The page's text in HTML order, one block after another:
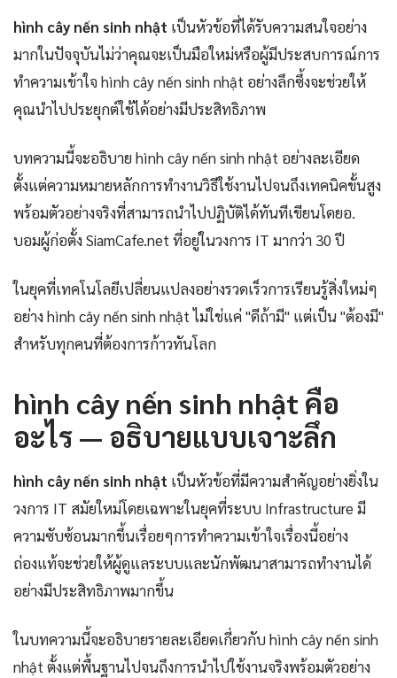
hình cây nến sinh nhật เป็นหัวข้อที่ได้รับความสนใจอย่าง
มากในปัจจุบันไม่ว่าคุณจะเป็นมือใหม่หรือผู้มีประสบการณ์การ
ทำความเข้าใจ hình cây nến sinh nhật อย่างลึกซึ้งจะช่วยให้
คุณนำไปประยุกต์ใช้ได้อย่างมีประสิทธิภาพ
บทความนี้จะอธิบาย hình cây nến sinh nhật อย่างละเอียด
ตั้งแต่ความหมายหลักการทำงานวิธีใช้งานไปจนถึงเทคนิคขั้นสูง
พร้อมตัวอย่างจริงที่สามารถนำไปปฏิบัติได้ทันทีเขียนโดยอ.
บอมผู้ก่อตั้ง SiamCafe.net ที่อยู่ในวงการ IT มากว่า 30 ปี
ในยุคที่เทคโนโลยีเปลี่ยนแปลงอย่างรวดเร็วการเรียนรู้สิ่งใหม่ๆ
อย่าง hình cây nến sinh nhật ไม่ใช่แค่ "ดีถ้ามี" แต่เป็น "ต้องมี"
สำหรับทุกคนที่ต้องการก้าวทันโลก
hình cây nến sinh nhật คือ
อะไร — อธิบายแบบเจาะลึก
hình cây nến sinh nhật เป็นหัวข้อที่มีความสำคัญอย่างยิ่งใน
วงการ IT สมัยใหม่โดยเฉพาะในยุคที่ระบบ Infrastructure มี
ความซับซ้อนมากขึ้นเรื่อยๆการทำความเข้าใจเรื่องนี้อย่าง
ถ่องแท้จะช่วยให้ผู้ดูแลระบบและนักพัฒนาสามารถทำงานได้
อย่างมีประสิทธิภาพมากขึ้น
ในบทความนี้จะอธิบายรายละเอียดเกี่ยวกับ hình cây nến sinh
nhật ตั้งแต่พื้นฐานไปจนถึงการนำไปใช้งานจริงพร้อมตัวอย่าง